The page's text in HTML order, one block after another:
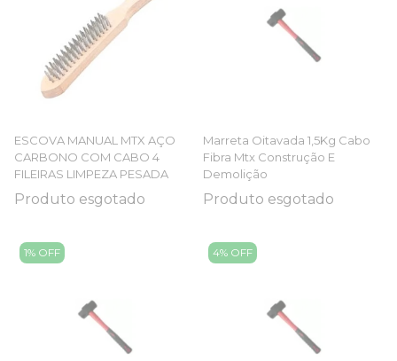
ESCOVA MANUAL MTX AÇO
CARBONO COM CABO 4
FILEIRAS LIMPEZA PESADA
Produto esgotado
Marreta Oitavada 1,5Kg Cabo
Fibra Mtx Construção E
Demolição
Produto esgotado
1% OFF 4% OFF